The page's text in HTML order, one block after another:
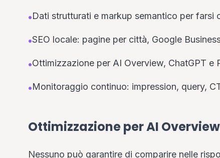
•Dati strutturati e markup semantico per farsi
•SEO locale: pagine per città, Google
•Ottimizzazione per AI Overview, ChatGPT
•Monitoraggio continuo: impression, query,
Ottimizzazione per AI
Nessuno può garantire di comparire nelle